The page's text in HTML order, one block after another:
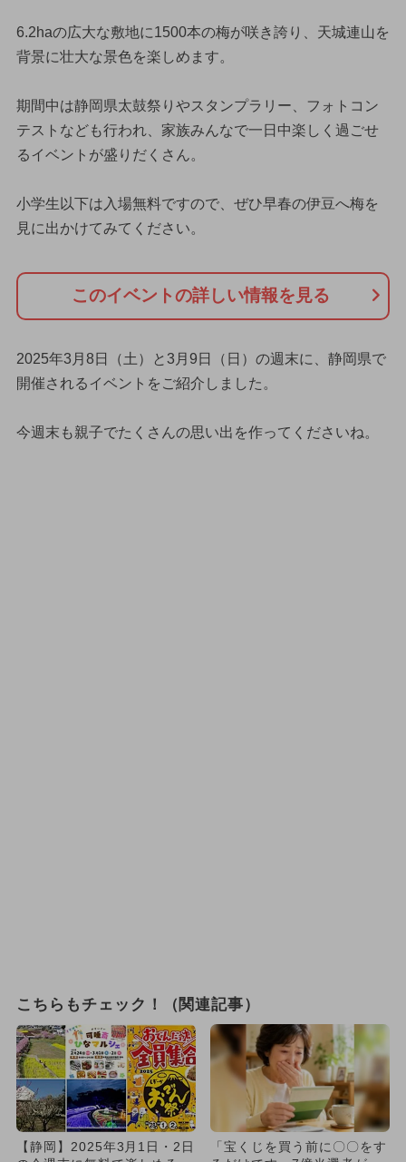
6.2haの広大な敷地に1500本の梅が咲き誇り、天城連山を
背景に壮大な景色を楽しめます。
期間中は静岡県太鼓祭りやスタンプラリー、フォトコン
テストなども行われ、家族みんなで一日中楽しく過ごせ
るイベントが盛りだくさん。
小学生以下は入場無料ですので、ぜひ早春の伊豆へ梅を
見に出かけてみてください。
このイベントの詳しい情報を見る
2025年3月8日（土）と3月9日（日）の週末に、静岡県で
開催されるイベントをご紹介しました。
今週末も親子でたくさんの思い出を作ってくださいね。
こちらもチェック！（関連記事）
【静岡】2025年3月1日・2日
「宝くじを買う前に〇〇をす